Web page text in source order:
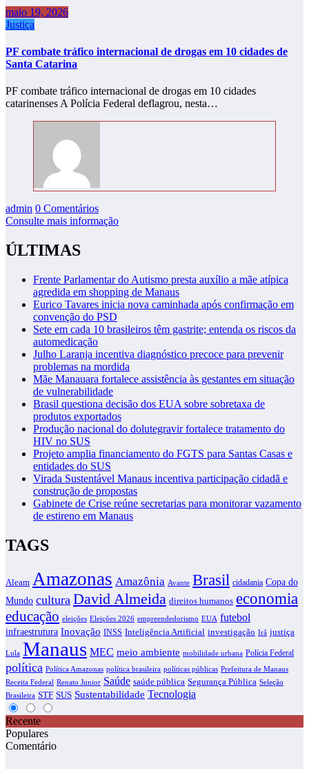
maio 19, 2026
Justiça
PF combate tráfico internacional de drogas em 10 cidades de
Santa Catarina
PF combate tráfico internacional de drogas em 10 cidades
catarinenses A Polícia Federal deflagrou, nesta…
admin 0 Comentários
Consulte mais informação
ÚLTIMAS
Frente Parlamentar do Autismo presta auxílio a mãe atípica
agredida em shopping de Manaus
Eurico Tavares inicia nova caminhada após confirmação em
convenção do PSD
Sete em cada 10 brasileiros têm gastrite; entenda os riscos da
automedicação
Julho Laranja incentiva diagnóstico precoce para prevenir
problemas na mordida
Mãe Manauara fortalece assistência às gestantes em situação
de vulnerabilidade
Brasil questiona decisão dos EUA sobre sobretaxa de
produtos exportados
Produção nacional do dolutegravir fortalece tratamento do
HIV no SUS
Projeto amplia financiamento do FGTS para Santas Casas e
entidades do SUS
Virada Sustentável Manaus incentiva participação cidadã e
construção de propostas
Gabinete de Crise reúne secretarias para monitorar vazamento
de estireno em Manaus
TAGS
Aleam Amazonas Amazônia Avante Brasil cidadania Copa do
Mundo cultura David Almeida direitos humanos economia
educação eleições Eleições 2026 empreendedorismo EUA futebol
infraestrutura Inovação INSS Inteligência Artificial investigação Irã justiça
Lula Manaus MEC meio ambiente mobilidade urbana Polícia Federal
política Política Amazonas política brasileira políticas públicas Prefeitura de Manaus
Receita Federal Renato Junior Saúde saúde pública Segurança Pública Seleção
Brasileira STF SUS Sustentabilidade Tecnologia
Recente
Populares
Comentário